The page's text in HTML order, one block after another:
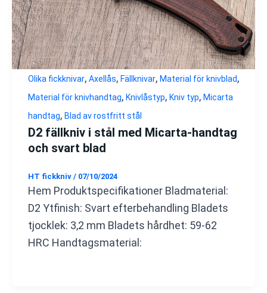
Olika fickknivar, Axellås, Fällknivar, Material för knivblad,
Material för knivhandtag, Knivlåstyp, Kniv typ, Micarta
handtag, Blad av rostfritt stål
D2 fällkniv i stål med Micarta-handtag
och svart blad
HT fickkniv / 07/10/2024
Hem Produktspecifikationer Bladmaterial:
D2 Ytfinish: Svart efterbehandling Bladets
tjocklek: 3,2 mm Bladets hårdhet: 59-62
HRC Handtagsmaterial: